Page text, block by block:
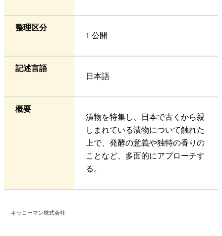
整理区分
1 公開
記述言語
日本語
概要
漬物を特集し、日本で古くから親
しまれている漬物について触れた
上で、発酵の意義や独特の香りの
ことなど、多面的にアプローチす
る。
キッコーマン株式会社